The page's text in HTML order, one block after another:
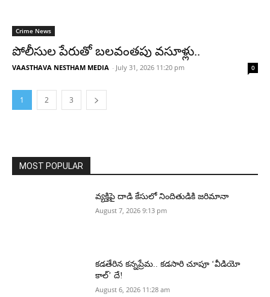
Crime News
పోలీసుల పేరుతో బలవంతపు వసూళ్లు..
VAASTHAVA NESTHAM MEDIA - July 31, 2026 11:20 pm 0
1 2 3
MOST POPULAR
వ్యక్తిపై దాడి కేసులో నిందితుడికి జరిమానా
August 7, 2026 9:13 pm
కడతేరిన కన్నప్రేమ.. కడసారి చూపూ ‘వీడియో
కాల్’ దే!
August 6, 2026 11:28 am